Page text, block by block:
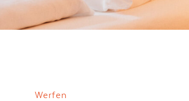
Werfen